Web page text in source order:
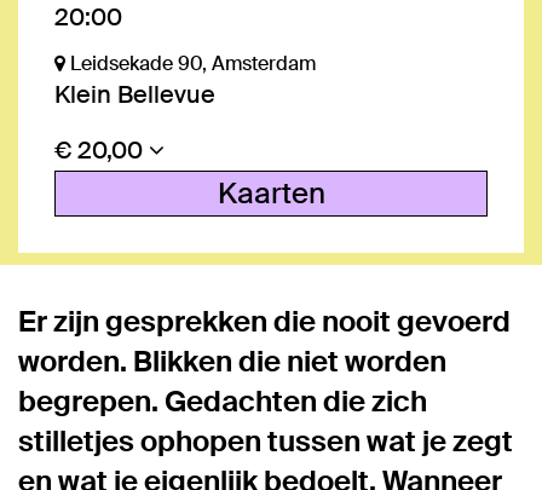
20:00
Leidsekade 90, Amsterdam
Klein Bellevue
€ 20,00
Kaarten
Er zijn gesprekken die nooit gevoerd
worden. Blikken die niet worden
begrepen. Gedachten die zich
stilletjes ophopen tussen wat je zegt
en wat je eigenlijk bedoelt. Wanneer